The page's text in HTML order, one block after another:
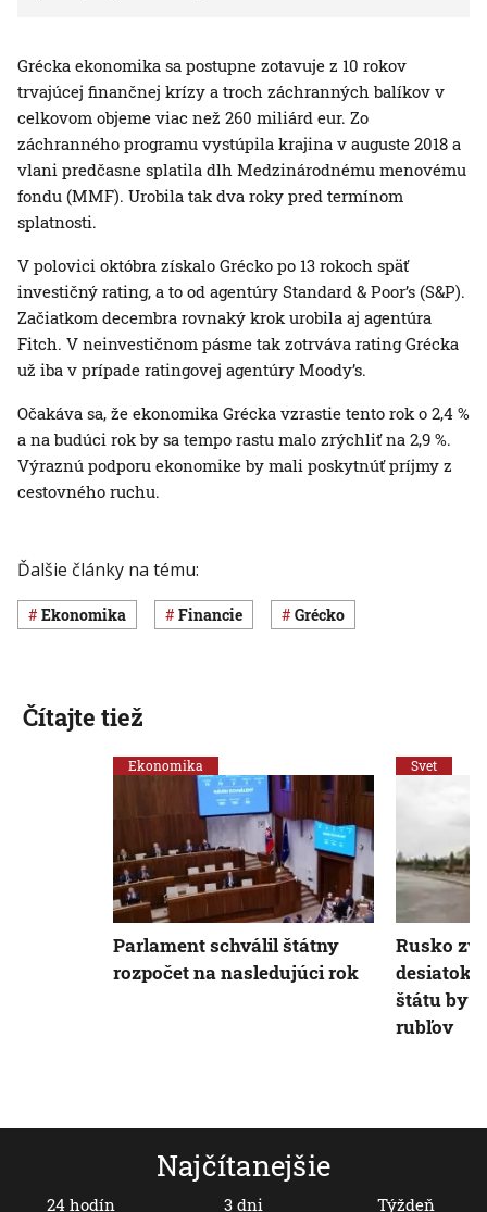
Grécka ekonomika sa postupne zotavuje z 10 rokov
trvajúcej finančnej krízy a troch záchranných balíkov v
celkovom objeme viac než 260 miliárd eur. Zo
záchranného programu vystúpila krajina v auguste 2018 a
vlani predčasne splatila dlh Medzinárodnému menovému
fondu (MMF). Urobila tak dva roky pred termínom
splatnosti.
V polovici októbra získalo Grécko po 13 rokoch späť
investičný rating, a to od agentúry Standard & Poor’s (S&P).
Začiatkom decembra rovnaký krok urobila aj agentúra
Fitch. V neinvestičnom pásme tak zotrváva rating Grécka
už iba v prípade ratingovej agentúry Moody’s.
Očakáva sa, že ekonomika Grécka vzrastie tento rok o 2,4 %
a na budúci rok by sa tempo rastu malo zrýchliť na 2,9 %.
Výraznú podporu ekonomike by mali poskytnúť príjmy z
cestovného ruchu.
Ďalšie články na tému:
ekonomika Financie Grécko
Najčítanejšie
24 hodín 3 dni Týždeň
Čítajte tiež
Ekonomika
Parlament schválil štátny
rozpočet na nasledujúci rok
Svet
Rusko
desiatok
štátu by
rubľov